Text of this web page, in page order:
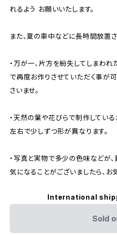
れるよう お願いいたします。
また、夏の車中などに長時間放置
・万が一、片方を紛失してしまわ
で再度お作りさせていただく事が
さいませ。
・天然の葉や花びらで制作してい
左右で少しずつ形が異なります。
・写真と実物で多少の色味などが、
気になることがございましたら、お
International
Sold